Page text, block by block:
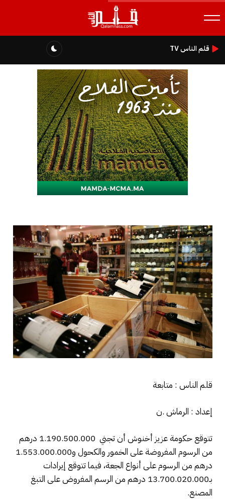
قلم الناس TV
قلم الناس : متابعة
إعداد : الرماش .ن
تتوقع حكومة عزيز أخنوش أن تجني 1.190.500.000 درهم
من الرسوم المفروضة على الخمور والكحول و1.553.000.000
درهم من الرسوم على أنواع الجعة، فيما تتوقع إيرادات
بـ13.700.020.000 درهم من الرسم المفروض على التبغ
المصنع.